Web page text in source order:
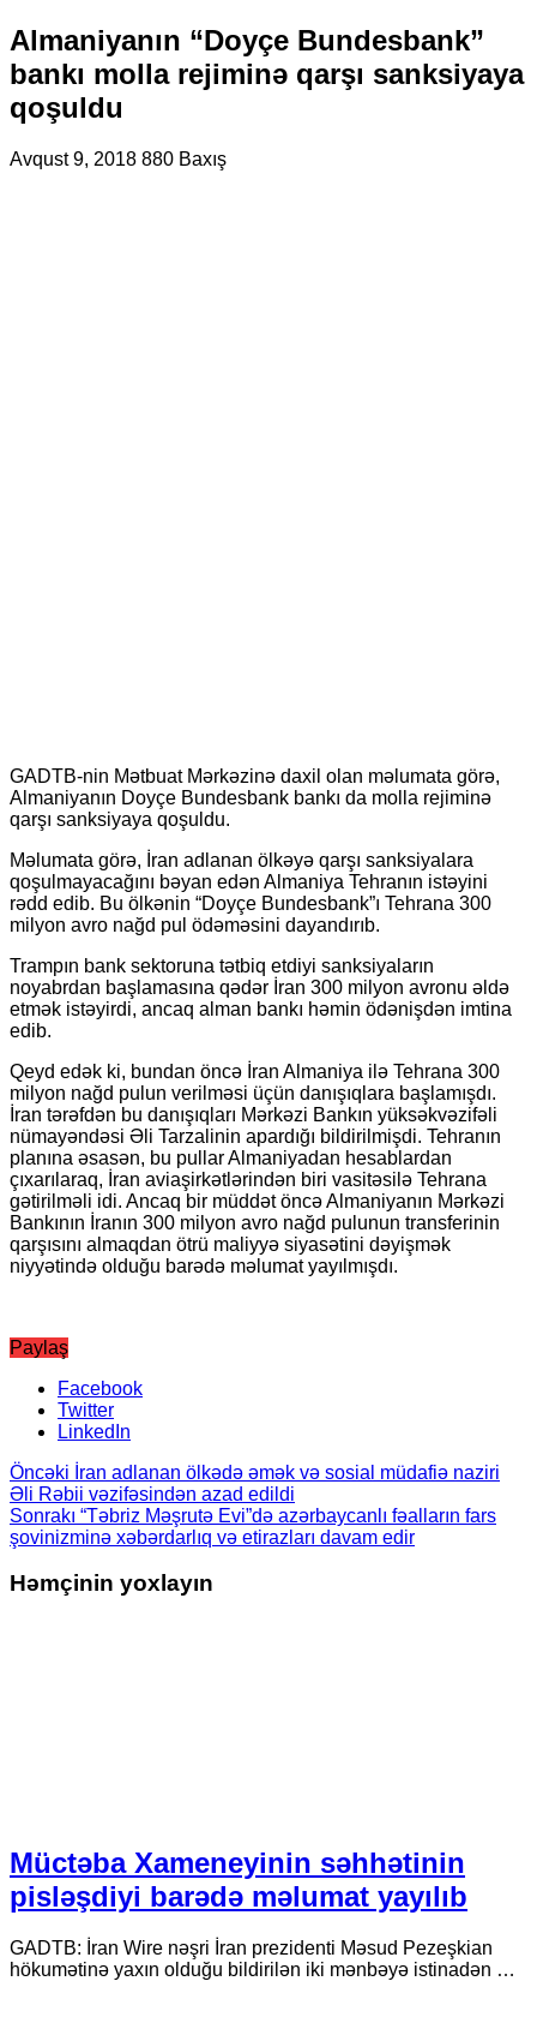
Almaniyanın “Doyçe Bundesbank”
bankı molla rejiminə qarşı sanksiyaya
qoşuldu
Avqust 9, 2018 880 Baxış
GADTB-nin Mətbuat Mərkəzinə daxil olan məlumata görə,
Almaniyanın Doyçe Bundesbank bankı da molla rejiminə
qarşı sanksiyaya qoşuldu.
Məlumata görə, İran adlanan ölkəyə qarşı sanksiyalara
qoşulmayacağını bəyan edən Almaniya Tehranın istəyini
rədd edib. Bu ölkənin “Doyçe Bundesbank”ı Tehrana 300
milyon avro nağd pul ödəməsini dayandırıb.
Trampın bank sektoruna tətbiq etdiyi sanksiyaların
noyabrdan başlamasına qədər İran 300 milyon avronu əldə
etmək istəyirdi, ancaq alman bankı həmin ödənişdən imtina
edib.
Qeyd edək ki, bundan öncə İran Almaniya ilə Tehrana 300
milyon nağd pulun verilməsi üçün danışıqlara başlamışdı.
İran tərəfdən bu danışıqları Mərkəzi Bankın yüksəkvəzifəli
nümayəndəsi Əli Tarzalinin apardığı bildirilmişdi. Tehranın
planına əsasən, bu pullar Almaniyadan hesablardan
çıxarılaraq, İran aviaşirkətlərindən biri vasitəsilə Tehrana
gətirilməli idi. Ancaq bir müddət öncə Almaniyanın Mərkəzi
Bankının İranın 300 milyon avro nağd pulunun transferinin
qarşısını almaqdan ötrü maliyyə siyasətini dəyişmək
niyyətində olduğu barədə məlumat yayılmışdı.
Paylaş
Facebook
Twitter
LinkedIn
Öncəki İran adlanan ölkədə əmǝk vǝ sosial müdafiǝ naziri
Əli Rəbii vǝzifǝsindǝn azad edildi
Sonrakı “Təbriz Məşrutə Evi”də azərbaycanlı fəalların fars
şovinizminə xəbərdarlıq və etirazları davam edir
Həmçinin yoxlayın
Müctəba Xameneyinin səhhətinin
pisləşdiyi barədə məlumat yayılıb
GADTB: İran Wire nəşri İran prezidenti Məsud Pezeşkian
hökumətinə yaxın olduğu bildirilən iki mənbəyə istinadən …